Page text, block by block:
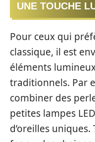
UNE TOUCHE
Pour ceux qui
classique, il est
éléments
traditionnels. Par
combiner des
petites lampes
d’oreilles